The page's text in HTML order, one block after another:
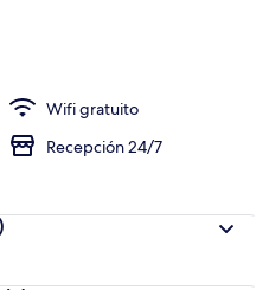
Wifi gratuito
Recepción 24/7